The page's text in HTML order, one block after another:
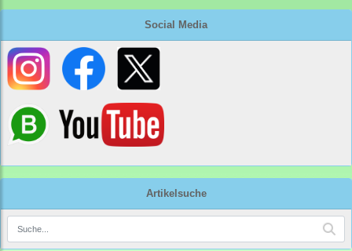
Social Media
Artikelsuche